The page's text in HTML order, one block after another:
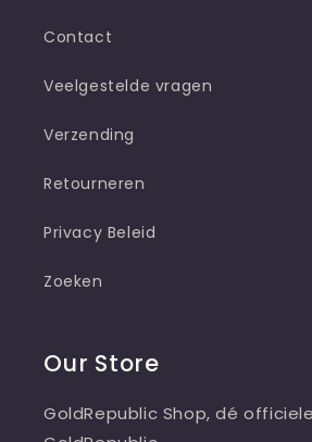
Contact
Veelgestelde vragen
Verzending
Retourneren
Privacy Beleid
Zoeken
Our Store
GoldRepublic Shop, dé